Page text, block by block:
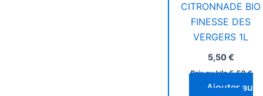
CITRONNADE BIO
FINESSE DES
VERGERS 1L
5,50€
Prix au kilo 5,50€
Ajouter au